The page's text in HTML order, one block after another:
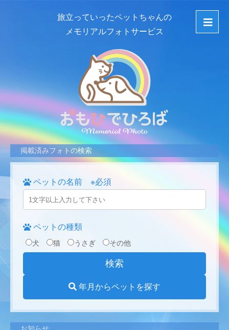
旅立っていったペットちゃんの
メモリアルフォトサービス
掲載済みフォトの検索
ペットの名前 ※必須
ペットの種類
犬 猫 うさぎ その他
年月からペットを探す